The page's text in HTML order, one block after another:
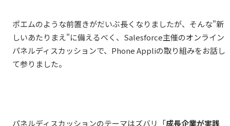
ポエムのような前置きがだいぶ長くなりましたが、そんな"新
しいあたりまえ"に備えるべく、Salesforce主催のオンライン
パネルディスカッションで、Phone Appliの取り組みをお話し
て参りました。
パネルディスカッションのテーマはズバリ「成長企業が実践